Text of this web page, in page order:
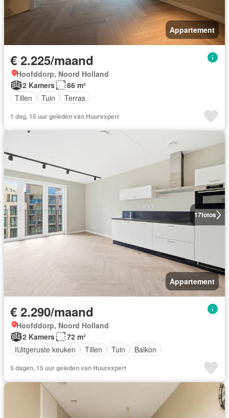
Appartement
€ 2.225/maand
Hoofddorp, Noord Holland
2 Kamers
66 m²
Tillen
Tuin Terras
1 dag, 15 uur geleden van Huurexpert
17fotos
Appartement
€ 2.290/maand
Hoofddorp, Noord Holland
2 Kamers
72 m²
IUitgeruste keuken
Tillen Tuin Balkon
5 dagen, 15 uur geleden van Huurexpert